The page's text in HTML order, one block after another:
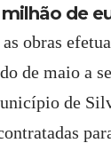
milhão de
obras
de maio a
de